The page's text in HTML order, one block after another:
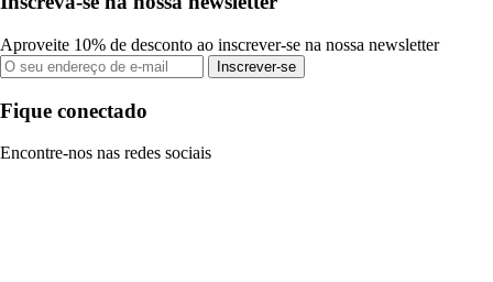
Aproveite 10% de desconto ao inscrever-se na nossa newsletter
Inscrever-se
Fique conectado
Encontre-nos nas redes sociais